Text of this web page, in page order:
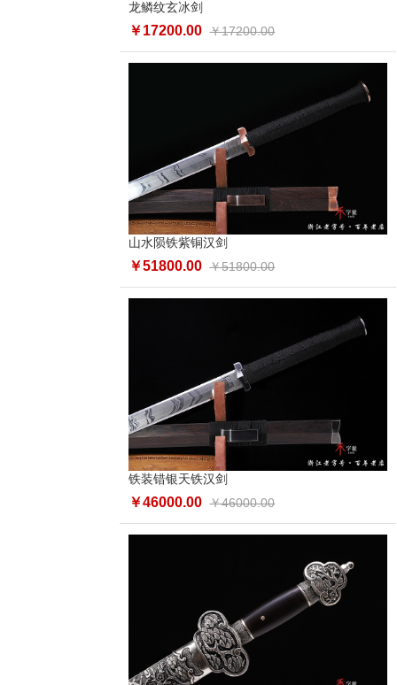
龙鳞纹玄冰剑
￥17200.00 ￥17200.00
山水陨铁紫铜汉剑
￥51800.00 ￥51800.00
铁装错银天铁汉剑
￥46000.00 ￥46000.00